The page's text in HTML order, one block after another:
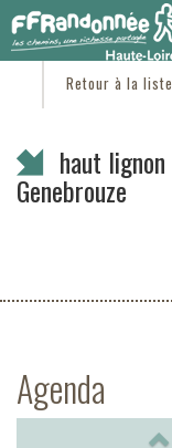
Vous êtes ici :Accueil/C'est
Retour à la
haut
Genebrouze
Agenda